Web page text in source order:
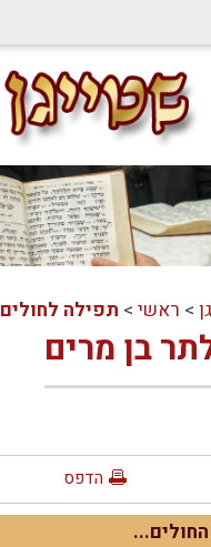
> ראשי > תפילה לחולים
בן מרים
הדפס